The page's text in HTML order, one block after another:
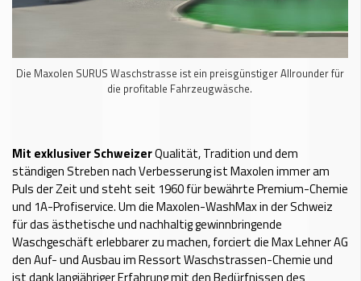
Die Maxolen SURUS Waschstrasse ist ein preisgünstiger Allrounder für
die profitable Fahrzeugwäsche.
Mit exklusiver SchweizerQualität, Tradition und dem
ständigen Streben nach Verbesserung ist Maxolen immer am
Puls der Zeit und steht seit 1960 für bewährte Premium-Chemie
und 1A-Profiservice. Um die Maxolen-WashMax in der Schweiz
für das ästhetische und nachhaltig gewinnbringende
Waschgeschäft erlebbarer zu machen, forciert die Max Lehner AG
den Auf- und Ausbau im Ressort Waschstrassen-Chemie und